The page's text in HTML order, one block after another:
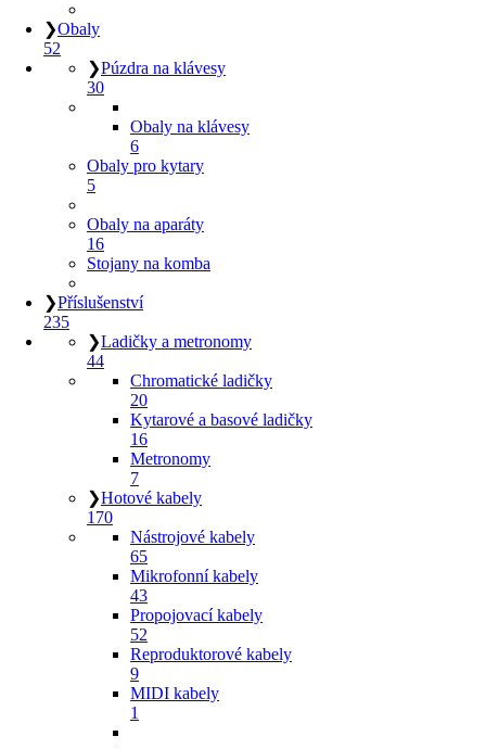
❯Obaly
52
❯Púzdra na klávesy
30
Obaly na klávesy
6
Obaly pro kytary
5
Obaly na aparáty
16
Stojany na komba
❯Příslušenství
235
❯Ladičky a metronomy
44
Chromatické ladičky
20
Kytarové a basové ladičky
16
Metronomy
7
❯Hotové kabely
170
Nástrojové kabely
65
Mikrofonní kabely
43
Propojovací kabely
52
Reproduktorové kabely
9
MIDI kabely
1